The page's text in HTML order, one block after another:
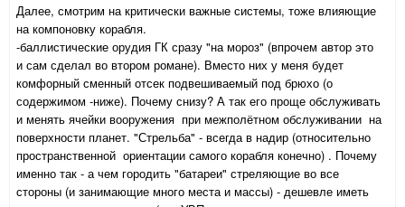
Далее, смотрим на критически важные системы, тоже влияющие
на компоновку корабля.
-баллистические орудия ГК сразу "на мороз" (впрочем автор это
и сам сделал во втором романе). Вместо них у меня будет
комфорный сменный отсек подвешиваемый под брюхо (о
содержимом -ниже). Почему снизу? А так его проще обслуживать
и менять ячейки вооружения при межполётном обслуживании на
поверхности планет. "Стрельба" - всегда в надир (относительно
пространственной ориентации самого корабля конечно) . Почему
именно так - а чем городить "батареи" стреляющие во все
стороны (и занимающие много места и массы) - дешевле иметь